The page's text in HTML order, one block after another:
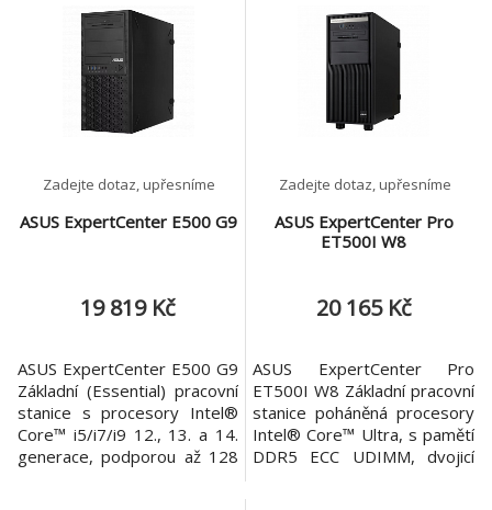
DDR5-5600. Operační
systém: Windows 11 Pro -
ASUS recommends Windows
11 Pro for business.
Windows 11 Home - ASUS
recommends Windows 11
Windows 11 Pro for
business. (proRyzen Series
CPU) Windows Server 2025
(non-Preinstall) (pro EPYC
4005 series CPU) Procesor /
systémová sběrnice: 1 x
ASUS ExpertCenter E500 G9
Zadejte dotaz, upřesníme
19 819 Kč
ASUS ExpertCenter E500 G9
Základní (Essential) pracovní
stanice s procesory Intel®
Core™ i5/i7/i9 12., 13. a 14.
generace, podporou až 128
ASUS ExpertCenter Pro
ET500I W8
Zadejte dotaz, upřesníme
20 165 Kč
ASUS ExpertCenter Pro
ET500I W8 Základní pracovní
stanice poháněná procesory
Intel® Core™ Ultra, s pamětí
DDR5 ECC UDIMM, dvojicí